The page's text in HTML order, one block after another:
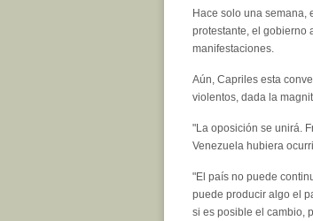
Hace solo una semana,
protestante, el gobierno
manifestaciones.
Aún, Capriles esta
violentos, dada la
"La oposición se unirá.
Venezuela hubiera
"El país no puede
puede producir algo el
si es posible el cambio,